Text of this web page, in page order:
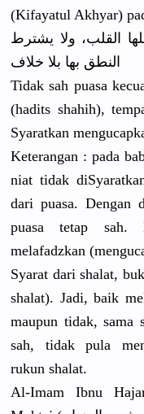
(Kifayatul
القلب، ولا يشترط
النطق بها بلا خلاف
Tidak sah puasa
(hadits shahih),
Syaratkan
Keterangan : pada
niat tidak diSyaratka
dari puasa. Dengan
puasa tetap sah.
melafadzkan
Syarat dari shalat,
shalat). Jadi, baik
maupun tidak, sama
sah, tidak pula
rukun shalat.
Al-Imam Ibnu